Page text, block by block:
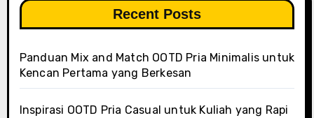
Recent Posts
Panduan Mix and Match OOTD Pria Minimalis untuk
Kencan Pertama yang Berkesan
Inspirasi OOTD Pria Casual untuk Kuliah yang Rapi